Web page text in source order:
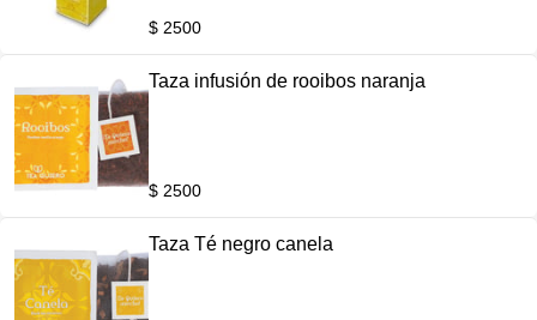
$ 2500
Taza infusión de rooibos naranja
$ 2500
Taza Té negro canela